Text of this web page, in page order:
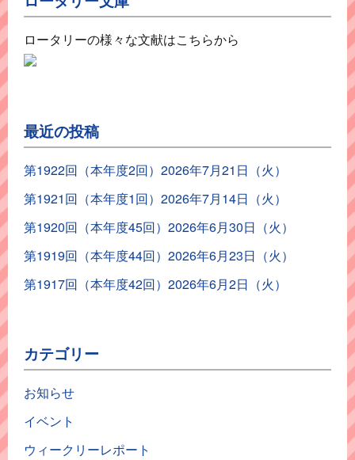
ロータリーの様々な文献はこちらから
最近の投稿
第1922回（本年度2回）2026年7月21日（火）
第1921回（本年度1回）2026年7月14日（火）
第1920回（本年度45回）2026年6月30日（火）
第1919回（本年度44回）2026年6月23日（火）
第1917回（本年度42回）2026年6月2日（火）
カテゴリー
お知らせ
イベント
ウィークリーレポート